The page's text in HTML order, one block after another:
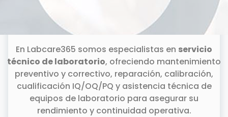
En Labcare365 somos especialistas en servicio
técnico de laboratorio, ofreciendo mantenimiento
preventivo y correctivo, reparación, calibración,
cualificación IQ/OQ/PQ y asistencia técnica de
equipos de laboratorio para asegurar su
rendimiento y continuidad operativa.